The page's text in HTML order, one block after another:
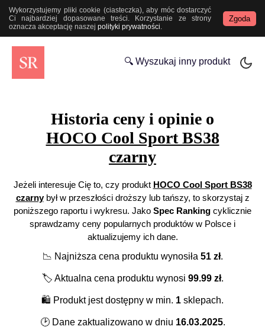
Wykorzystujemy pliki cookie (ciasteczka), aby móc dostarczyć
Ci najbardziej dopasowane treści. Korzystanie ze strony
oznacza akceptację naszej polityki prywatności.
Zgoda
🔍 Wyszukaj inny produkt
Historia ceny i opinie o
HOCO Cool Sport BS38
czarny
Jeżeli interesuje Cię to, czy produkt HOCO Cool Sport BS38
czarnybył w przeszłości droższy lub tańszy, to skorzystaj z
poniższego raportu i wykresu. Jako Spec Ranking cyklicznie
sprawdzamy ceny popularnych produktów w Polsce i
aktualizujemy ich dane.
📉 Najniższa cena produktu wynosiła 51zł.
🏷️ Aktualna cena produktu wynosi 99.99zł.
🛍️ Produkt jest dostępny w min. 1 sklepach.
🕑Dane zaktualizowano w dniu 16.03.2025.